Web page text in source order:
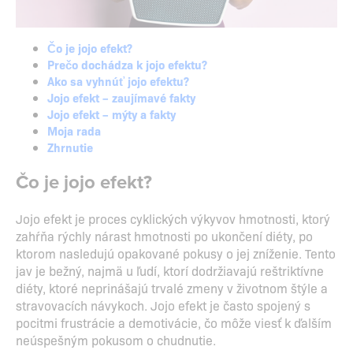
Čo je jojo efekt?
Prečo dochádza k jojo efektu?
Ako sa vyhnúť jojo efektu?
Jojo efekt – zaujímavé fakty
Jojo efekt – mýty a fakty
Moja rada
Zhrnutie
Čo je jojo efekt?
Jojo efekt je proces cyklických výkyvov hmotnosti, ktorý
zahŕňa rýchly nárast hmotnosti po ukončení diéty, po
ktorom nasledujú opakované pokusy o jej zníženie. Tento
jav je bežný, najmä u ľudí, ktorí dodržiavajú reštriktívne
diéty, ktoré neprinášajú trvalé zmeny v životnom štýle a
stravovacích návykoch. Jojo efekt je často spojený s
pocitmi frustrácie a demotivácie, čo môže viesť k ďalším
neúspešným pokusom o chudnutie.